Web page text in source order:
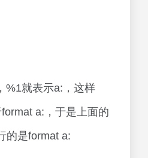
%1就表示a:，这样
a:，于是上面的
的是format a: